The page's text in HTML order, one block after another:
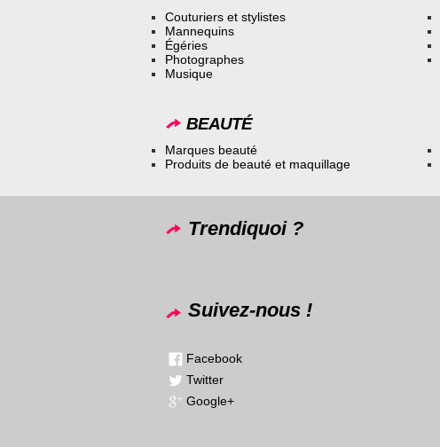
Couturiers et stylistes
Mannequins
Égéries
Photographes
Musique
BEAUTÉ
Marques beauté
Produits de beauté et maquillage
Trendiquoi ?
Suivez-nous !
Facebook
Twitter
Google+